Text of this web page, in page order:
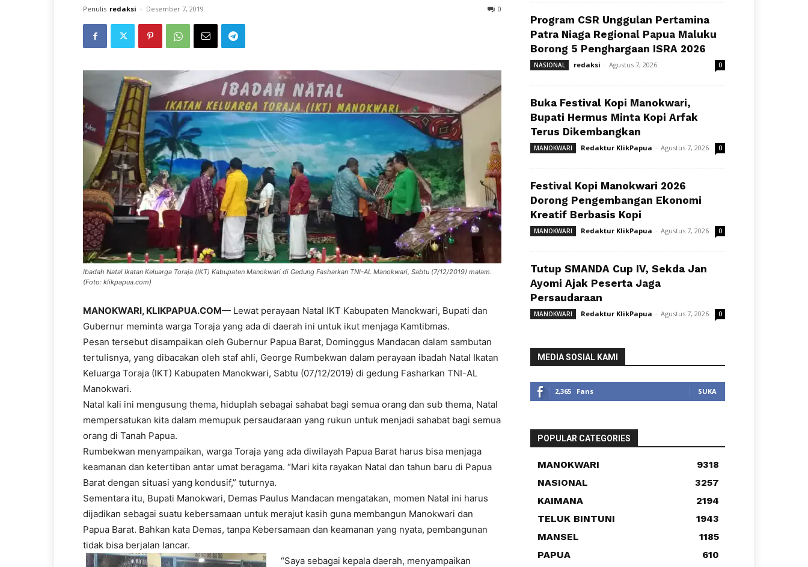
Penulis redaksi - Desember 7, 2019 0
Ibadah Natal Ikatan Keluarga Toraja (IKT) Kabupaten Manokwari di Gedung Fasharkan TNI-AL Manokwari, Sabtu (7/12/2019) malam.
(Foto: klikpapua.com)
MANOKWARI, KLIKPAPUA.COM— Lewat perayaan Natal IKT Kabupaten Manokwari, Bupati dan
Gubernur meminta warga Toraja yang ada di daerah ini untuk ikut menjaga Kamtibmas.
Pesan tersebut disampaikan oleh Gubernur Papua Barat, Dominggus Mandacan dalam sambutan
tertulisnya, yang dibacakan oleh staf ahli, George Rumbekwan dalam perayaan ibadah Natal Ikatan
Keluarga Toraja (IKT) Kabupaten Manokwari, Sabtu (07/12/2019) di gedung Fasharkan TNI-AL
Manokwari.
Natal kali ini mengusung thema, hiduplah sebagai sahabat bagi semua orang dan sub thema, Natal
mempersatukan kita dalam memupuk persaudaraan yang rukun untuk menjadi sahabat bagi semua
orang di Tanah Papua.
Rumbekwan menyampaikan, warga Toraja yang ada diwilayah Papua Barat harus bisa menjaga
keamanan dan ketertiban antar umat beragama. “Mari kita rayakan Natal dan tahun baru di Papua
Barat dengan situasi yang kondusif,” tuturnya.
Sementara itu, Bupati Manokwari, Demas Paulus Mandacan mengatakan, momen Natal ini harus
dijadikan sebagai suatu kebersamaan untuk merajut kasih guna membangun Manokwari dan
Papua Barat. Bahkan kata Demas, tanpa Kebersamaan dan keamanan yang nyata, pembangunan
tidak bisa berjalan lancar.
“Saya sebagai kepala daerah, menyampaikan
Program CSR Unggulan Pertamina
Patra Niaga Regional Papua Maluku
Borong 5 Penghargaan ISRA 2026
NASIONAL redaksi - Agustus 7, 2026 0
Buka Festival Kopi Manokwari,
Bupati Hermus Minta Kopi Arfak
Terus Dikembangkan
MANOKWARI Redaktur KlikPapua - Agustus 7, 2026 0
Festival Kopi Manokwari 2026
Dorong Pengembangan Ekonomi
Kreatif Berbasis Kopi
MANOKWARI Redaktur KlikPapua - Agustus 7, 2026 0
Tutup SMANDA Cup IV, Sekda Jan
Ayomi Ajak Peserta Jaga
Persaudaraan
MANOKWARI Redaktur KlikPapua - Agustus 7, 2026 0
MEDIA SOSIAL KAMI
2,365 Fans SUKA
POPULAR CATEGORIES
MANOKWARI
9318
NASIONAL
3257
KAIMANA
2194
TELUK BINTUNI
1943
MANSEL
1185
PAPUA
610